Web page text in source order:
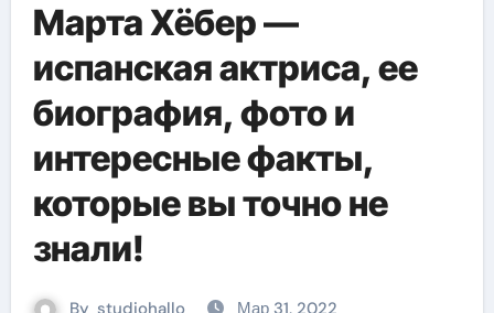
Марта Хёбер —
испанская актриса, ее
биография, фото и
интересные факты,
которые вы точно не
знали!
By studiohallo_ Мар 31, 2022